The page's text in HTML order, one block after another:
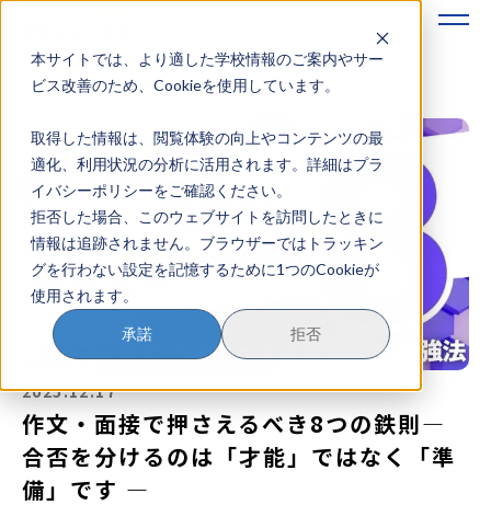
本サイトでは、より適した学校情報のご案内やサー
ビス改善のため、Cookieを使用しています。
取得した情報は、閲覧体験の向上やコンテンツの最
適化、利用状況の分析に活用されます。詳細はプラ
イバシーポリシーをご確認ください。
拒否した場合、このウェブサイトを訪問したときに
情報は追跡されません。ブラウザーではトラッキン
グを行わない設定を記憶するために1つのCookieが
使用されます。
承諾 拒否
地域みらい留学のすすめかた
地域みらい留学とは
学校を探す
イベントを探す
おためし地域留学
マガジン
奨学金について
？ イベント参加方法
2025.12.17
作文・面接で押さえるべき8つの鉄則―
合否を分けるのは「才能」ではなく「準
備」です ―